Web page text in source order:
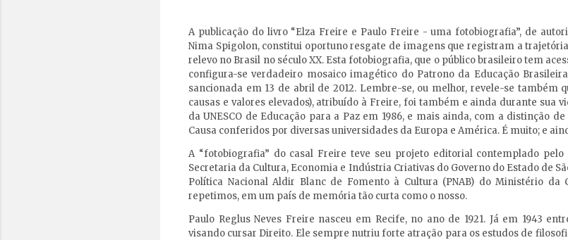
A publicação do livro “Elza Freire e Paulo Freire - uma fotobiografia”, de
Nima Spigolon, constitui oportuno resgate de imagens que registram a
relevo no Brasil no século XX. Esta fotobiografia, que o público brasileiro tem
configura-se verdadeiro mosaico imagético do Patrono da Educação
sancionada em 13 de abril de 2012. Lembre-se, ou melhor, revele-se também
causas e valores elevados), atribuído à Freire, foi também e ainda durante sua
da UNESCO de Educação para a Paz em 1986, e mais ainda, com a distinção
Causa conferidos por diversas universidades da Europa e América. É muito; e
A “fotobiografia” do casal Freire teve seu projeto editorial contemplado
Secretaria da Cultura, Economia e Indústria Criativas do Governo do Estado de
Política Nacional Aldir Blanc de Fomento à Cultura (PNAB) do Ministério da
repetimos, em um país de memória tão curta como o nosso.
Paulo Reglus Neves Freire nasceu em Recife, no ano de 1921. Já em 1943
visando cursar Direito. Ele sempre nutriu forte atração para os estudos de